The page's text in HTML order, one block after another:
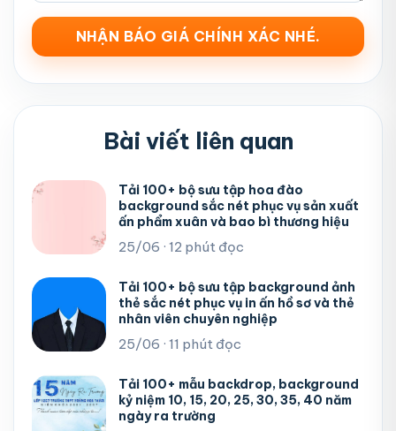
Bài viết liên quan
Tải 100+ bộ sưu tập hoa đào
background sắc nét phục vụ sản xuất
ấn phẩm xuân và bao bì thương hiệu
25/06 · 12 phút đọc
Tải 100+ bộ sưu tập background ảnh
thẻ sắc nét phục vụ in ấn hồ sơ và thẻ
nhân viên chuyên nghiệp
25/06 · 11 phút đọc
Tải 100+ mẫu backdrop, background
kỷ niệm 10, 15, 20, 25, 30, 35, 40 năm
ngày ra trường